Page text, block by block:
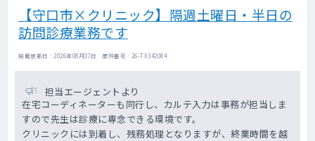
【守口市×クリニック】隔週土曜日・半日の
訪問診療業務です
掲載更新日 : 2026年08月07日 案件番号 : 26-TX342084
担当エージェントより
在宅コーディネーターも同行し、カルテ入力は事務が担当しま
すので先生は診療に専念できる環境です。
クリニックには到着し、残務処理となりますが、終業時間を越